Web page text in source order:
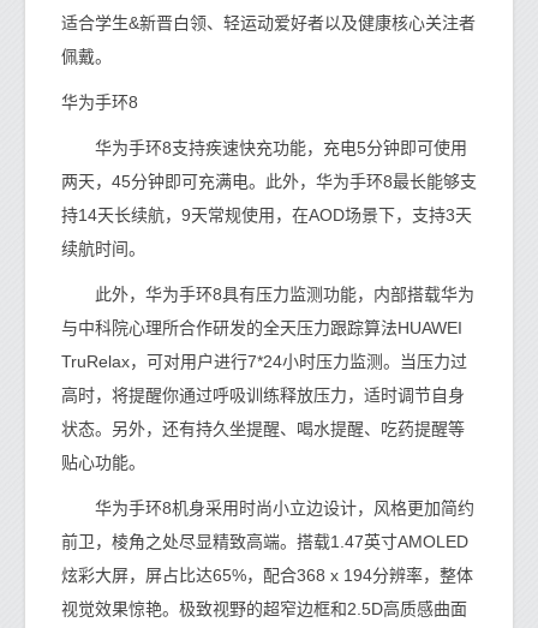
适合学生&新晋白领、轻运动爱好者以及健康核心关注者
佩戴。
华为手环8
华为手环8支持疾速快充功能，充电5分钟即可使用
两天，45分钟即可充满电。此外，华为手环8最长能够支
持14天长续航，9天常规使用，在AOD场景下，支持3天
续航时间。
此外，华为手环8具有压力监测功能，内部搭载华为
与中科院心理所合作研发的全天压力跟踪算法HUAWEI
TruRelax，可对用户进行7*24小时压力监测。当压力过
高时，将提醒你通过呼吸训练释放压力，适时调节自身
状态。另外，还有持久坐提醒、喝水提醒、吃药提醒等
贴心功能。
华为手环8机身采用时尚小立边设计，风格更加简约
前卫，棱角之处尽显精致高端。搭载1.47英寸AMOLED
炫彩大屏，屏占比达65%，配合368 x 194分辨率，整体
视觉效果惊艳。极致视野的超窄边框和2.5D高质感曲面